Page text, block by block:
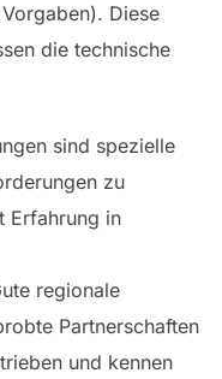
Diese
die technische
sind spezielle
zu
Erfahrung in
regionale
Partnerschaften
und kennen